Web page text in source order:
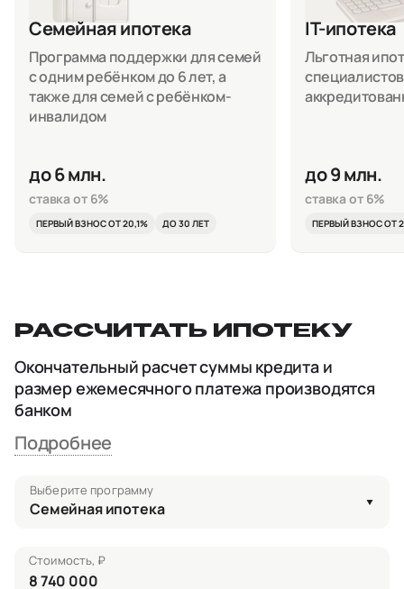
Семейная ипотека
Программа поддержки для семей
с одним ребёнком до 6 лет, а
также для семей с ребёнком-
инвалидом
до 6 млн.
ставка от 6%
ПЕРВЫЙ ВЗНОС ОТ 20,1% ДО 30 ЛЕТ
IT-ипотека
Льготная
до 9 млн.
ставка от 6%
ПЕРВЫЙ ВЗНОС ОТ
РАССЧИТАТЬ ИПОТЕКУ
Окончательный расчет суммы кредита и
размер ежемесячного платежа производятся
банком
Подробнее
Выберите программу
Семейная ипотека
Стоимость, ₽